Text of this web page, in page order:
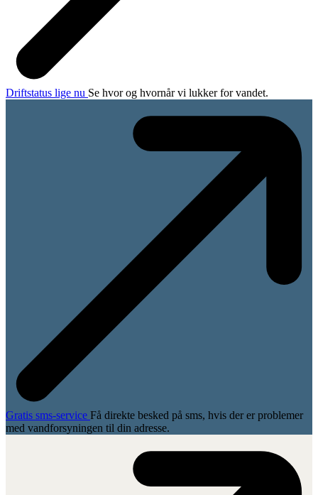
Drift­sta­tus lige nu Se hvor og hvornår vi lukker for vandet.
Gra­tis sms-ser­vice Få direkte besked på sms, hvis der er problemer
med vandforsyningen til din adresse.